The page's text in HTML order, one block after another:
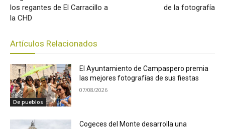
los regantes de El Carracillo a
la CHD
de la fotografía
Artículos Relacionados
De pueblos
El Ayuntamiento de Campaspero premia
las mejores fotografías de sus fiestas
07/08/2026
Cogeces del Monte desarrolla una